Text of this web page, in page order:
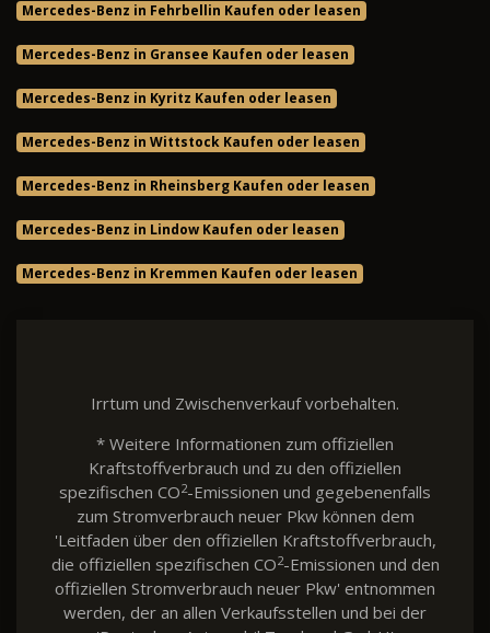
Mercedes-Benz in Fehrbellin Kaufen oder leasen
Mercedes-Benz in Gransee Kaufen oder leasen
Mercedes-Benz in Kyritz Kaufen oder leasen
Mercedes-Benz in Wittstock Kaufen oder leasen
Mercedes-Benz in Rheinsberg Kaufen oder leasen
Mercedes-Benz in Lindow Kaufen oder leasen
Mercedes-Benz in Kremmen Kaufen oder leasen
Irrtum und Zwischenverkauf vorbehalten.
* Weitere Informationen zum offiziellen
Kraftstoffverbrauch und zu den offiziellen
spezifischen CO2-Emissionen und gegebenenfalls
zum Stromverbrauch neuer Pkw können dem
'Leitfaden über den offiziellen Kraftstoffverbrauch,
die offiziellen spezifischen CO2-Emissionen und den
offiziellen Stromverbrauch neuer Pkw' entnommen
werden, der an allen Verkaufsstellen und bei der